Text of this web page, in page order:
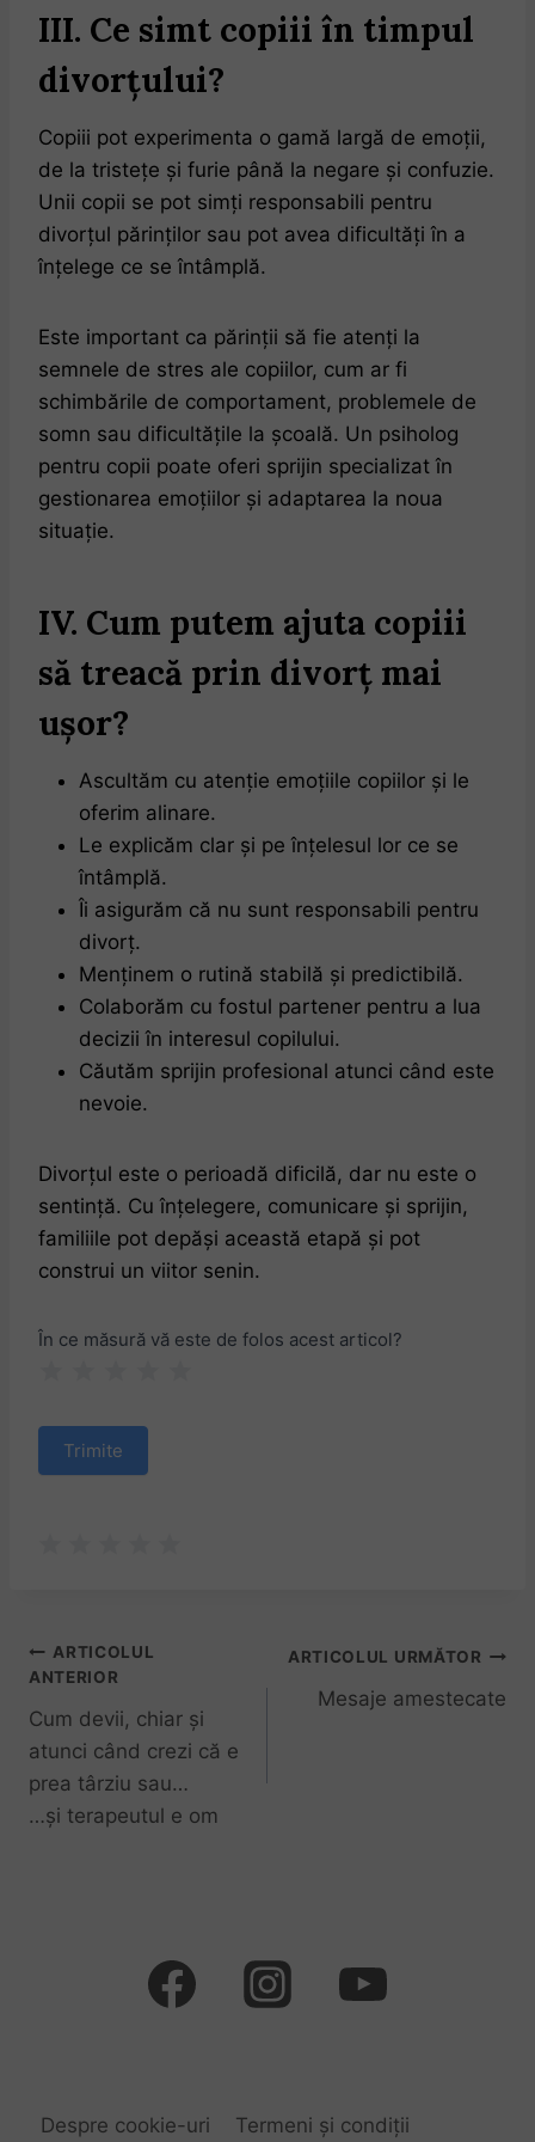
III. Ce simt copiii în timpul
divorțului?
Copiii pot experimenta o gamă largă de emoții,
de la tristețe și furie până la negare și confuzie.
Unii copii se pot simți responsabili pentru
divorțul părinților sau pot avea dificultăți în a
înțelege ce se întâmplă.
Este important ca părinții să fie atenți la
semnele de stres ale copiilor, cum ar fi
schimbările de comportament, problemele de
somn sau dificultățile la școală. Un psiholog
pentru copii poate oferi sprijin specializat în
gestionarea emoțiilor și adaptarea la noua
situație.
IV. Cum putem ajuta copiii
să treacă prin divorț mai
ușor?
Ascultăm cu atenție emoțiile copiilor și le
oferim alinare.
Le explicăm clar și pe înțelesul lor ce se
întâmplă.
Îi asigurăm că nu sunt responsabili pentru
divorț.
Menținem o rutină stabilă și predictibilă.
Colaborăm cu fostul partener pentru a lua
decizii în interesul copilului.
Căutăm sprijin profesional atunci când este
nevoie.
Divorțul este o perioadă dificilă, dar nu este o
sentință. Cu înțelegere, comunicare și sprijin,
familiile pot depăși această etapă și pot
construi un viitor senin.
F
d
b
c
o
l
e
În ce măsură vă este de folos acest articol?
Trimite
ARTICOLUL
ANTERIOR
Cum devii, chiar și
atunci când crezi că e
prea târziu sau…
…și terapeutul e om
ARTICOLUL URMĂTOR
Mesaje amestecate
Despre cookie-uri Termeni și condiții